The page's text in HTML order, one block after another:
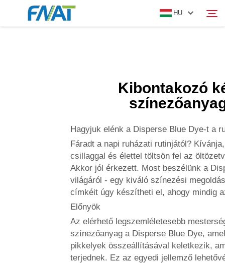
HU
Kibontakozó
Hagyjuk elénk a Disperse Blue Dye-t a
Fáradt a napi ruházati rutinjától?
csillaggal és élettel töltsön fel az
Akkor jól érkezett. Most beszélünk a
világáról - egy kiváló színezési
címkéit úgy készítheti el, ahogy mindig
Előnyök
Az elérhető legszemléletesebb
színezőanyag a Disperse Blue Dye,
pikkelyek összeállításával keletkezik,
terjednek. Ez az egyedi jellemző